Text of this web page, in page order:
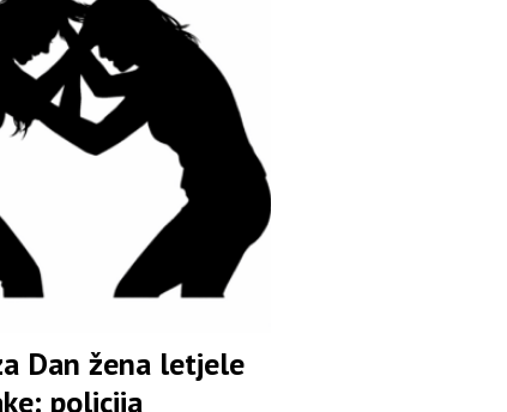
Dan žena letjele
policija